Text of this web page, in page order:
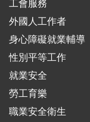
工會服務
外國人工作者
身心障礙就業輔導
性別平等工作
就業安全
勞工育樂
職業安全衛生